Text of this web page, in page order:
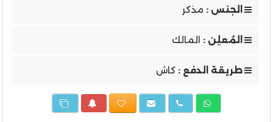
الجنس : مذكر
المُعلِن : المالك
طريقة الدفع : كاش